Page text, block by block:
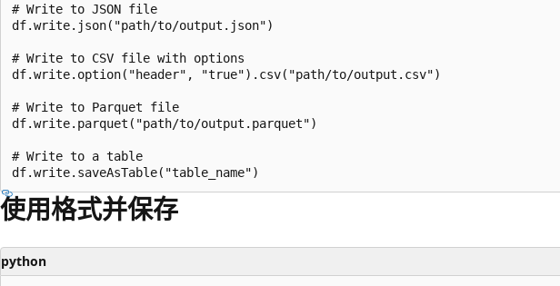
# Write to JSON file
df.write.json("path/to/output.json")
# Write to CSV file with options
df.write.option("header", "true").csv("path/to/output.csv")
# Write to Parquet file
df.write.parquet("path/to/output.parquet")
# Write to a table
使用格式并保存
python